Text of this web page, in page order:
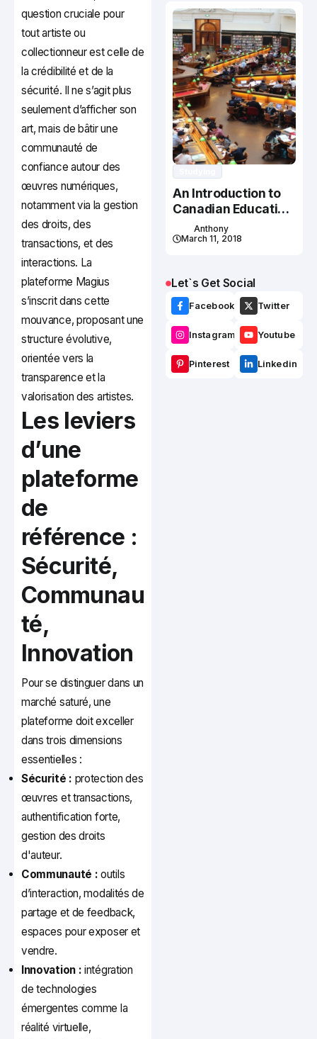
question cruciale pour
tout artiste ou
collectionneur est celle de
la crédibilité et de la
sécurité. Il ne s’agit plus
seulement d’afficher son
art, mais de bâtir une
communauté de
confiance autour des
œuvres numériques,
notamment via la gestion
des droits, des
transactions, et des
interactions. La
plateforme Magius
s’inscrit dans cette
mouvance, proposant une
structure évolutive,
orientée vers la
transparence et la
valorisation des artistes.
Les leviers
d’une
plateforme
de
référence :
Sécurité,
Communau
té,
Innovation
Pour se distinguer dans un
marché saturé, une
plateforme doit exceller
dans trois dimensions
essentielles :
Sécurité : protection des
œuvres et transactions,
authentification forte,
gestion des droits
d'auteur.
Communauté : outils
d’interaction, modalités de
partage et de feedback,
espaces pour exposer et
vendre.
Innovation : intégration
de technologies
émergentes comme la
réalité virtuelle,
An Introduction to
Canadian Education
System
Anthony
March 11, 2018
Let`s Get Social
Facebook Twitter
Instagram Youtube
Pinterest Linkedin